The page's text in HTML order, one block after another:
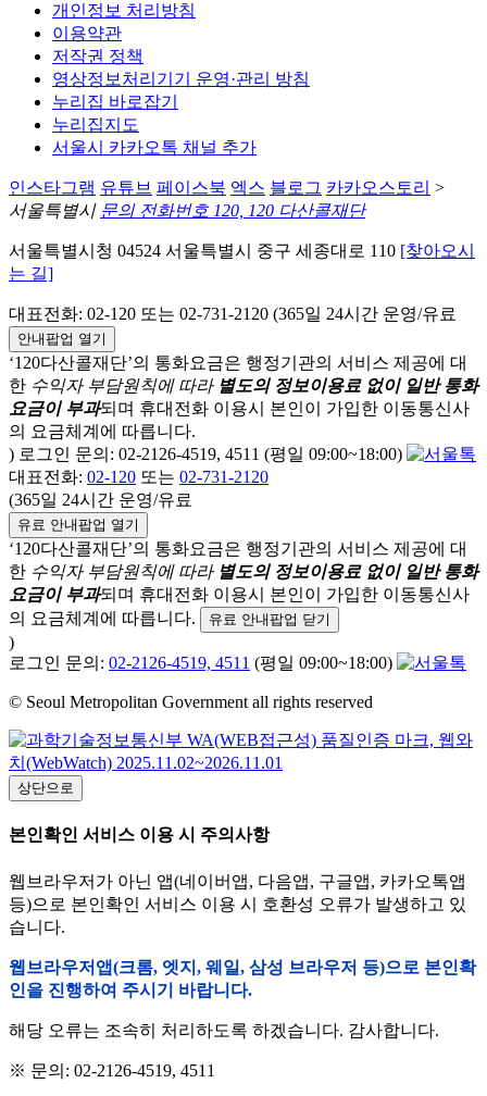
개인정보 처리방침
이용약관
저작권 정책
영상정보처리기기 운영·관리 방침
누리집 바로잡기
누리집지도
서울시 카카오톡 채널 추가
인스타그램 유튜브 페이스북 엑스 블로그 카카오스토리 >
서울특별시 문의 전화번호 120, 120 다산콜재단
서울특별시청 04524 서울특별시 중구 세종대로 110 [찾아오시
는 길]
대표전화: 02-120 또는 02-731-2120 (365일 24시간 운영/유료
안내팝업 열기
‘120다산콜재단’의 통화요금은 행정기관의 서비스 제공에 대
한 수익자 부담원칙에 따라 별도의 정보이용료 없이 일반 통화
요금이 부과되며 휴대전화 이용시 본인이 가입한 이동통신사
의 요금체계에 따릅니다.
) 로그인 문의: 02-2126-4519, 4511 (평일 09:00~18:00)
대표전화: 02-120 또는 02-731-2120
(365일 24시간 운영/유료
유료 안내팝업 열기
‘120다산콜재단’의 통화요금은 행정기관의 서비스 제공에 대
한 수익자 부담원칙에 따라 별도의 정보이용료 없이 일반 통화
요금이 부과되며 휴대전화 이용시 본인이 가입한 이동통신사
의 요금체계에 따릅니다.
유료 안내팝업 닫기
)
로그인 문의: 02-2126-4519, 4511 (평일 09:00~18:00)
© Seoul Metropolitan Government all rights reserved
상단으로
본인확인 서비스 이용 시 주의사항
웹브라우저가 아닌 앱(네이버앱, 다음앱, 구글앱, 카카오톡앱
등)으로 본인확인 서비스 이용 시 호환성 오류가 발생하고 있
습니다.
웹브라우저앱(크롬, 엣지, 웨일, 삼성 브라우저 등)으로 본인확
인을 진행하여 주시기 바랍니다.
해당 오류는 조속히 처리하도록 하겠습니다. 감사합니다.
※ 문의: 02-2126-4519, 4511